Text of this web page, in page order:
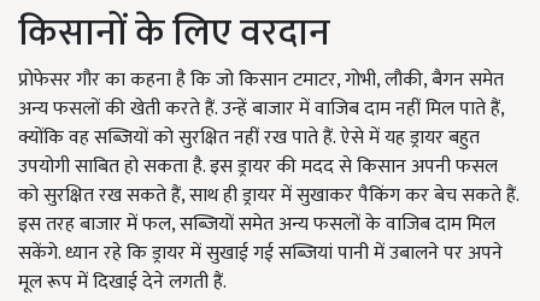
किसानों के लिए वरदान
प्रोफेसर गौर का कहना है कि जो किसान टमाटर, गोभी, लौकी, बैगन समेत
अन्य फसलों की खेती करते हैं. उन्हें बाजार में वाजिब दाम नहीं मिल पाते हैं,
क्योंकि वह सब्जियों को सुरक्षित नहीं रख पाते हैं. ऐसे में यह ड्रायर बहुत
उपयोगी साबित हो सकता है. इस ड्रायर की मदद से किसान अपनी फसल
को सुरक्षित रख सकते हैं, साथ ही ड्रायर में सुखाकर पैकिंग कर बेच सकते हैं.
इस तरह बाजार में फल, सब्जियों समेत अन्य फसलों के वाजिब दाम मिल
सकेंगे. ध्यान रहे कि ड्रायर में सुखाई गई सब्जियां पानी में उबालने पर अपने
मूल रूप में दिखाई देने लगती हैं.